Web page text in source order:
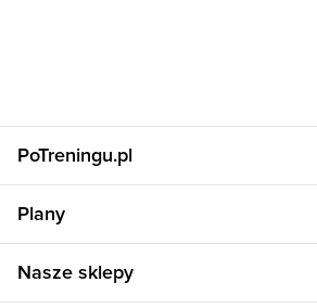
PoTreningu.pl
Polityka prywatności
Regulamin
RODO
Aplikacja
Plany
Plany dla kobiet
Nasze sklepy